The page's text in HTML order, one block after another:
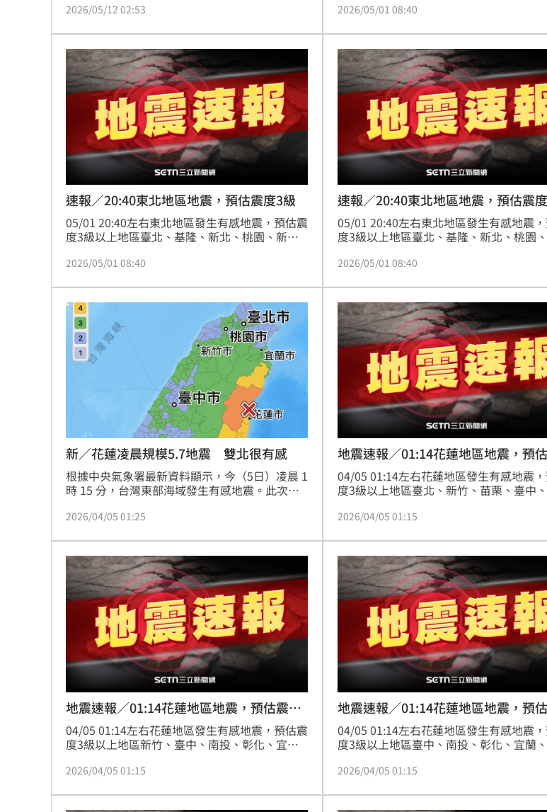
2026/05/12 02:53 2026/05/01 08:40
速報／20:40東北地區地震，預估震度3級
05/01 20:40左右東北地區發生有感地震，預估震
度3級以上地區臺北、基隆、新北、桃園、新
2026/05/01 08:40
速報／20:40東北地區地震，預估震
05/01 20:40左右東北地區發生有感地震
度3級以上地區臺北、基隆、新北、桃園
2026/05/01 08:40
新／花蓮凌晨規模5.7地震 雙北很有感
根據中央氣象署最新資料顯示，今（5日）凌晨 1
時 15 分，台灣東部海域發生有感地震。此次地
北部的雙北地區民眾也感覺到明顯的橫向搖晃，
報災情與平安。
2026/04/05 01:25
地震速報／01:14花蓮地區地震，預
3級
04/05 01:14左右花蓮地區發生有感地震
度3級以上地區臺北、新竹、苗栗、臺中
2026/04/05 01:15
地震速報／01:14花蓮地區地震，預估震度
3級
04/05 01:14左右花蓮地區發生有感地震，預估震
度3級以上地區新竹、臺中、南投、彰化、宜
2026/04/05 01:15
地震速報／01:14花蓮地區地震，預
3級
04/05 01:14左右花蓮地區發生有感地震
度3級以上地區臺中、南投、彰化、宜蘭
2026/04/05 01:15